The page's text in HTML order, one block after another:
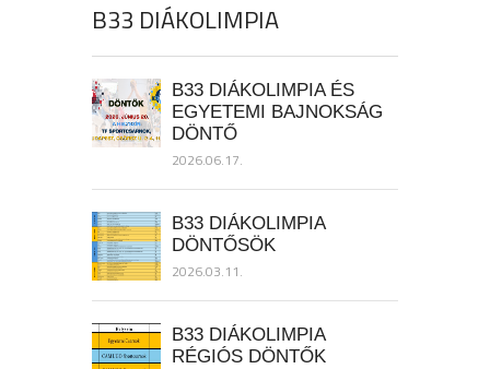
B33 DIÁKOLIMPIA
B33 DIÁKOLIMPIA ÉS
EGYETEMI BAJNOKSÁG
DÖNTŐ
2026.06.17.
B33 DIÁKOLIMPIA
DÖNTŐSÖK
2026.03.11.
B33 DIÁKOLIMPIA
RÉGIÓS DÖNTŐK